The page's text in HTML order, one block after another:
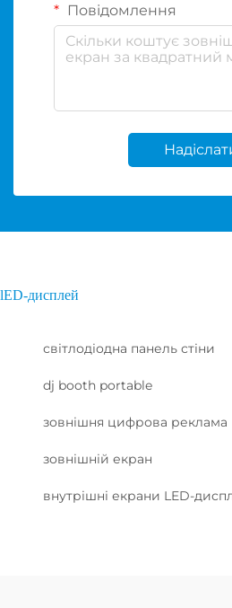
Повідомлення
lED-дисплей
світлодіодна панель стіни
dj booth portable
зовнішня цифрова реклама
зовнішній екран
внутрішні екрани LED-